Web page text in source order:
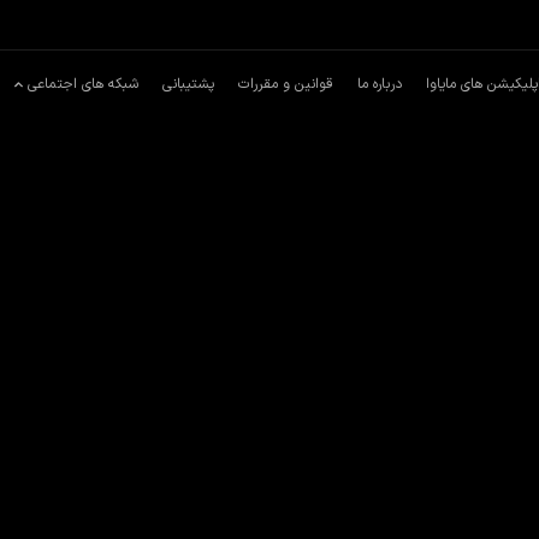
های مایاوا درباره ما قوانین و مقررات پشتیبانی شبکه های اجتماعی